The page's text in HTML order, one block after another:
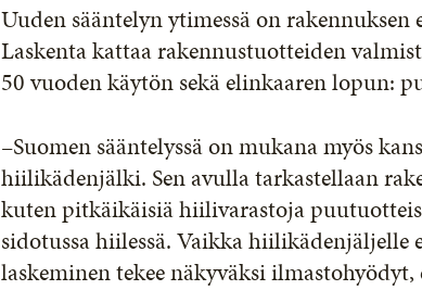
Uuden sääntelyn ytimessä on
Laskenta kattaa rakennustuotteiden
50 vuoden käytön sekä elinkaaren lopun:
–Suomen sääntelyssä on mukana myös
hiilikädenjälki. Sen avulla tarkastellaan
kuten pitkäikäisiä hiilivarastoja
sidotussa hiilessä. Vaikka hiilikädenjäljelle
laskeminen tekee näkyväksi